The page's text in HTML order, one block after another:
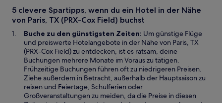
s
t
e
r
g
e
ö
f
f
n
e
e
e
n
F
s
t
r
5 clevere Spartipps, wenn du ein Hotel in der Nähe
von Paris, TX (PRX-Cox Field) buchst
Buche zu den günstigsten Zeiten: Um günstige Flüge
und preiswerte Hotelangebote in der Nähe von Paris, TX
(PRX-Cox Field) zu entdecken, ist es ratsam, deine
Buchungen mehrere Monate im Voraus zu tätigen.
Frühzeitige Buchungen führen oft zu niedrigeren Preisen.
Ziehe außerdem in Betracht, außerhalb der Hauptsaison zu
reisen und Feiertage, Schulferien oder
Großveranstaltungen zu meiden, da die Preise in diesen